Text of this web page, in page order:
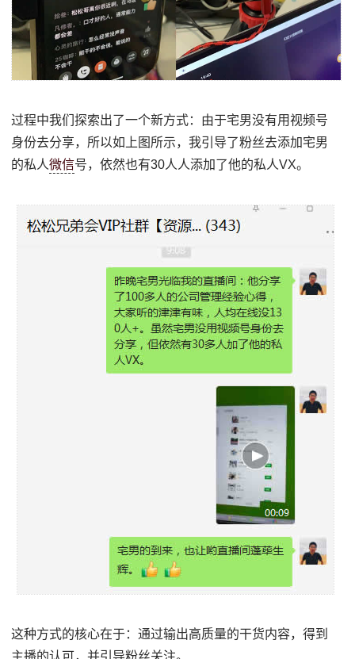
过程中我们探索出了一个新方式：由于宅男没有用视频号
身份去分享，所以如上图所示，我引导了粉丝去添加宅男
的私人微信号，依然也有30人人添加了他的私人VX。
这种方式的核心在于：通过输出高质量的干货内容，得到
主播的认可，并引导粉丝关注。